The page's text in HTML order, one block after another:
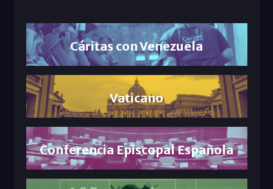
Cáritas con Venezuela
Vaticano
Conferencia Episcopal Española